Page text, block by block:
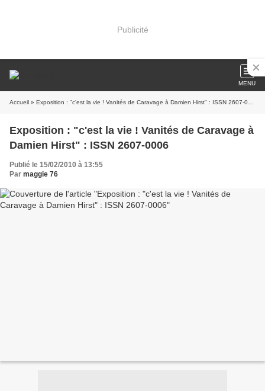
Publicité
MENU
Accueil » Exposition : "c'est la vie ! Vanités de Caravage à Damien Hirst" : ISSN 2607-0006
Exposition : "c'est la vie ! Vanités de Caravage à
Damien Hirst" : ISSN 2607-0006
Publié le 15/02/2010 à 13:55
Par maggie 76